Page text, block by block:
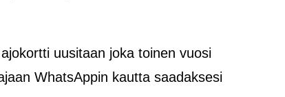
uusitaan joka toinen vuosi
WhatsAppin kautta saadaksesi